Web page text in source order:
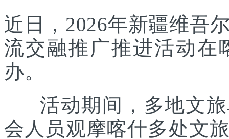
近日，2026年新疆维吾
流交融推广推进活动在
办。
活动期间，多地文旅
会人员观摩喀什多处文